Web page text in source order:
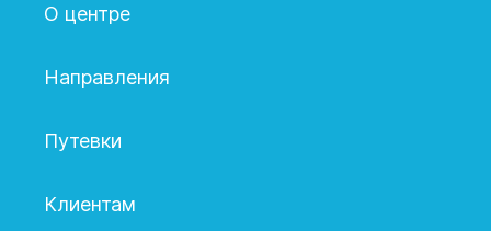
О центре
Направления
Путевки
Клиентам